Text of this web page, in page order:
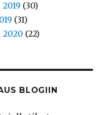
(30)
(31)
2020 (22)
BLOGIIN